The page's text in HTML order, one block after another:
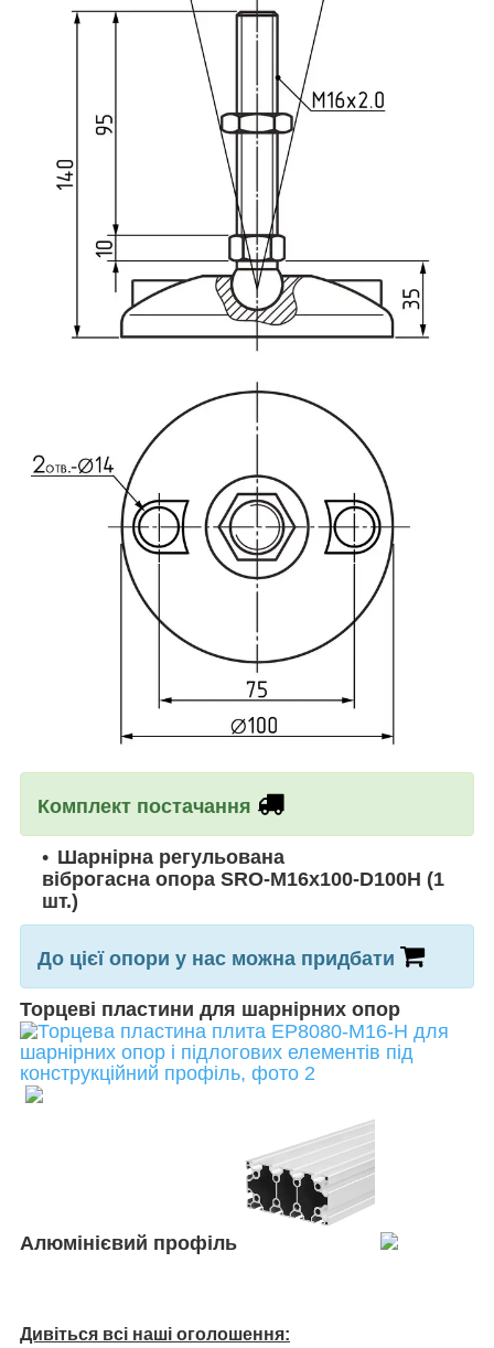
Комплект постачання
Шарнірна регульована
віброгасна опора SRO-M16x100-D100H (1
шт.)
До цієї опори у нас можна придбати
Торцеві пластини для шарнірних опор
Алюмінієвий профіль
Дивіться всі наші оголошення: